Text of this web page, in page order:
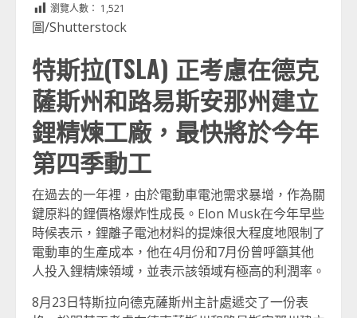
瀏覽人數： 1,521
圖/Shutterstock
特斯拉(TSLA) 正考慮在德克
薩斯州和路易斯安那州建立
鋰精煉工廠，最快將於今年
第四季動工
在過去的一年裡，由於電動車電池需求暴增，作為關
鍵原料的鋰價格爆炸性成長。Elon Musk在今年早些
時候表示，鋰離子電池材料的提煉很大程度地限制了
電動車的生產成本，他在4月份和7月份曾呼籲其他
人投入鋰精煉領域，並表示該領域有極高的利潤率。
8月23日特斯拉向德克薩斯州主計處遞交了一份表